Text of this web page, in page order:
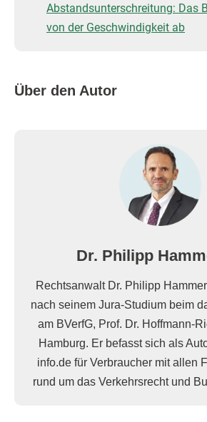
Abstandsunterschreitung: Das
von der Geschwindigkeit ab
Über den Autor
Dr. Philipp
Rechtsanwalt Dr. Philipp
nach seinem Jura-Studium beim
am BVerfG, Prof. Dr. Hoffmann-
Hamburg. Er befasst sich als
info.de für Verbraucher mit allen
rund um das Verkehrsrecht und